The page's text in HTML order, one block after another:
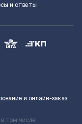
и ответы
и онлайн-заказ
том числе